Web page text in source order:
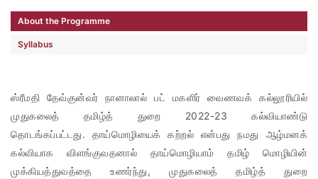
About the Programme
Syllabus
ஸ்ரீமதி தேவ்குன்வர் நானாலால் பட் மகளிர் வைணவக் கல்லூரியில்
முதுகலைத் தமிழ்த் துறை 2022-23 கல்வியாண்டு
தொடங்கப்பட்டது. தாய்மொழியைக் கற்றல் என்பது நமது ஆழ்மனக்
கல்வியாக விளங்குவதனால் தாய்மொழியாம் தமிழ் மொழியின்
முக்கியத்துவத்தை உணர்ந்து, முதுகலைத் தமிழ்த் துறை